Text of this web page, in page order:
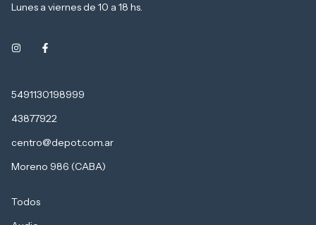
Lunes a viernes de 10 a 18 hs.
5491130198999
43877922
centro@depot.com.ar
Moreno 986 (CABA)
Todos